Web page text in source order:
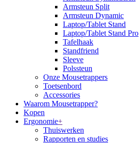
Armsteun Split
Armsteun Dynamic
Laptop/Tablet Stand
Laptop/Tablet Stand Pro
Tafelhaak
Standfriend
Sleeve
Polssteun
Onze Mousetrappers
Toetsenbord
Accessories
Waarom Mousetrapper?
Kopen
Ergonomie+
Thuiswerken
Rapporten en studies